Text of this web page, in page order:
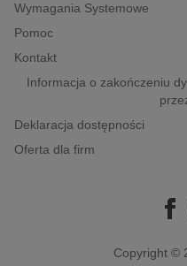
historia
Wymagania Systemowe
Pomoc
Kontakt
Informacja o zakończeniu
Deklaracja dostępności
Oferta dla firm
Copyright ©